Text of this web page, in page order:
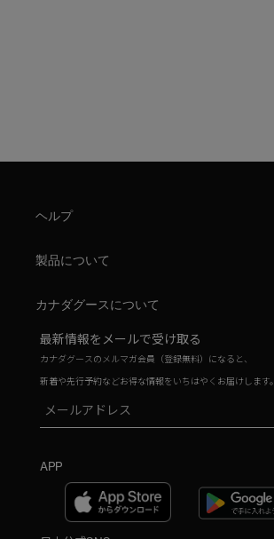
ヘルプ
製品について
カナダグースについて
最新情報をメールで受け取る
カナダグースのメルマガ会員（登録無料）になると、
新着や先行予約などお得な情報をいちはやくお届けします。
APP